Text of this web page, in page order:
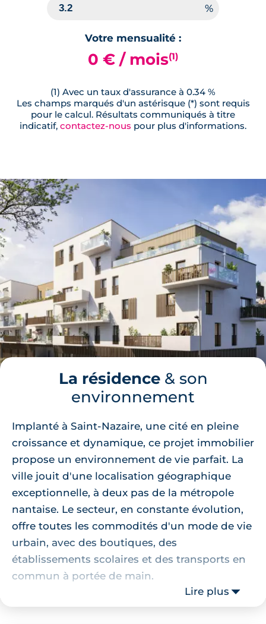
Votre mensualité :
0 € / mois(1)
(1) Avec un taux d'assurance à 0.34 %
Les champs marqués d'un astérisque (*) sont requis
pour le calcul. Résultats communiqués à titre
indicatif, contactez-nous pour plus d'informations.
La résidence& son
environnement
Implanté à Saint-Nazaire, une cité en pleine
croissance et dynamique, ce projet immobilier
propose un environnement de vie parfait. La
ville jouit d'une localisation géographique
exceptionnelle, à deux pas de la métropole
nantaise. Le secteur, en constante évolution,
offre toutes les commodités d'un mode de vie
urbain, avec des boutiques, des
établissements scolaires et des transports en
commun à portée de main.
Emplacement de la résidence
Lire plus